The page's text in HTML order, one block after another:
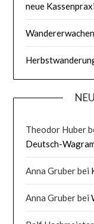
neue
Theodor Huber
Deutsch-
Anna Gruberbei
Anna Gruberbei